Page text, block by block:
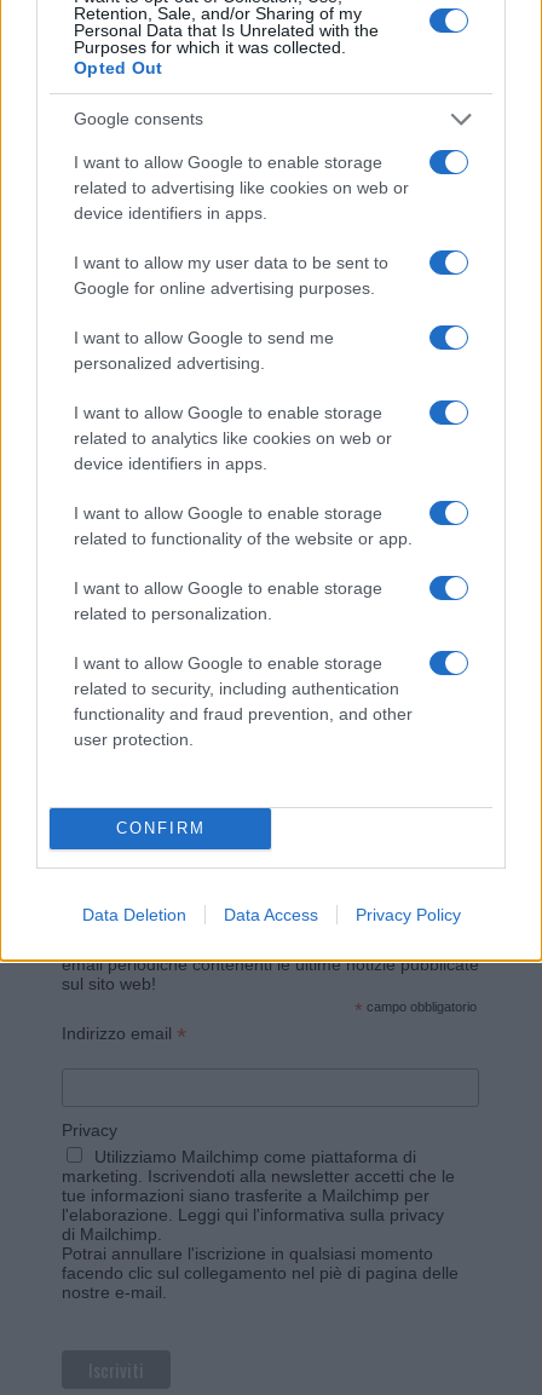
Retention, Sale, and/or Sharing of my
Personal Data that Is Unrelated with the
Purposes for which it was collected.
Opted Out
Google consents
I want to allow Google to enable storage
related to advertising like cookies on web or
device identifiers in apps.
I want to allow my user data to be sent to
Google for online advertising purposes.
I want to allow Google to send me
personalized advertising.
I want to allow Google to enable storage
related to analytics like cookies on web or
device identifiers in apps.
I want to allow Google to enable storage
related to functionality of the website or app.
I want to allow Google to enable storage
related to personalization.
I want to allow Google to enable storage
related to security, including authentication
functionality and fraud prevention, and other
user protection.
CONFIRM
Data Deletion Data Access Privacy Policy
Paolo Pinna
Martina Agostina Diturco
I nostri cari
I nostri cari
Giovannimaria Cabras
Invia un Comunicato Stampa
Vuoi rimanere sempre aggiornato?
email periodiche contenenti le ultime notizie pubblicate
sul sito web!
* campo obbligatorio
Indirizzo email *
Privacy
Utilizziamo Mailchimp come piattaforma di
marketing. Iscrivendoti alla newsletter accetti che le
tue informazioni siano trasferite a Mailchimp per
l'elaborazione. Leggi qui l'informativa sulla privacy
di Mailchimp
Potrai annullare l'iscrizione in qualsiasi momento
facendo clic sul collegamento nel piè di pagina delle
nostre e-mail.